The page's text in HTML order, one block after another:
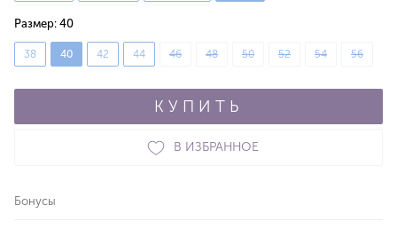
Размер: 40
38 40 42 44 46 48 50 52 54 56
КУПИТЬ
В ИЗБРАННОЕ
Бонусы